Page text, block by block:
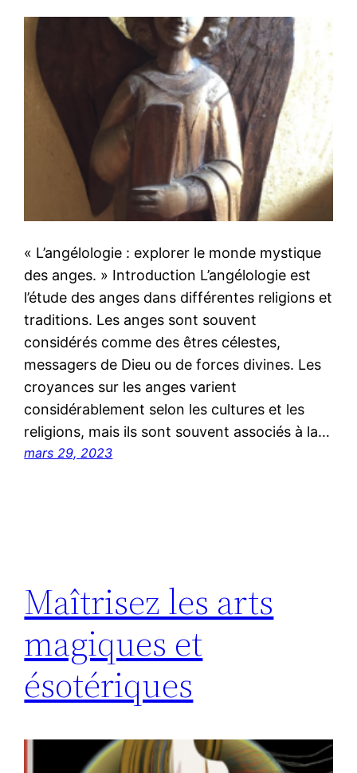
« L’angélologie : explorer le monde mystique
des anges. » Introduction L’angélologie est
l’étude des anges dans différentes religions et
traditions. Les anges sont souvent
considérés comme des êtres célestes,
messagers de Dieu ou de forces divines. Les
croyances sur les anges varient
considérablement selon les cultures et les
religions, mais ils sont souvent associés à la…
mars 29, 2023
Maîtrisez les arts
magiques et
ésotériques